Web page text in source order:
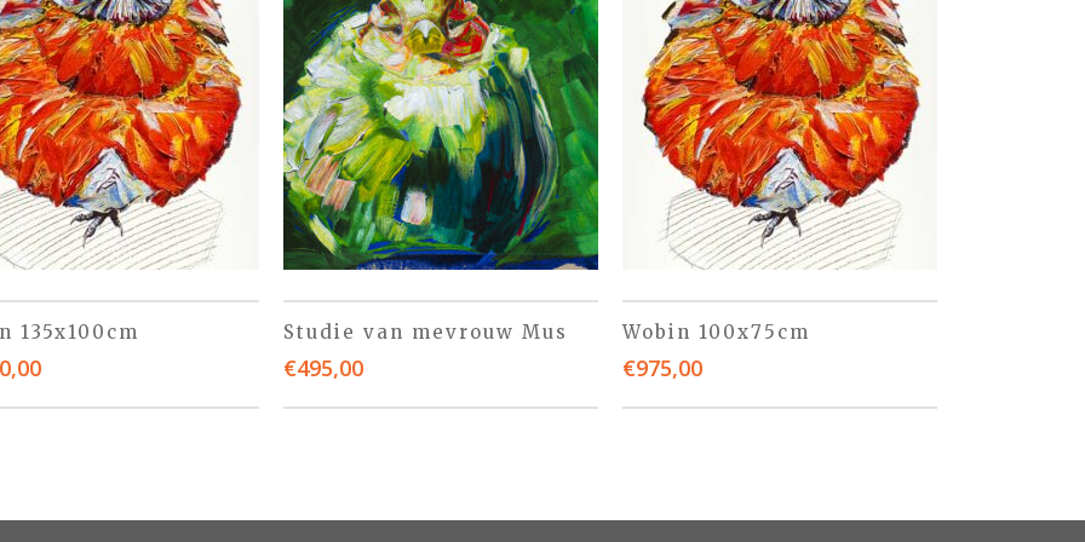
135x100cm Studie van mevrouw Mus
€495,00
Wobin 100x75cm
€975,00